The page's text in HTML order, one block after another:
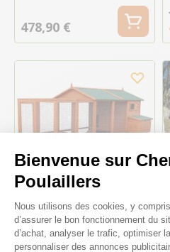
Bienvenue sur
Poulaillers
Plateforme de
Nous utilisons des cookies, y
d’assurer le bon fonctionnement du
d’achat, analyser le trafic, optimiser
personnaliser des annonces
478,90 €
-6%
Poulailler Gaulois II toit
shingle 6 à 10 poules avec